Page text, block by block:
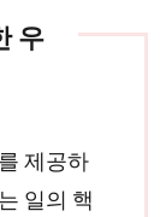
우
제공하
일의 핵